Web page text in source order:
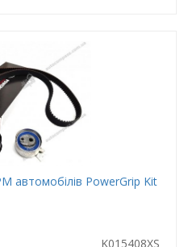
автомобілів PowerGrip Kit
K015408XS